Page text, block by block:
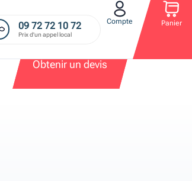
09 72 72 10 72
Prix d'un appel local
Compte Panier
Obtenir un devis